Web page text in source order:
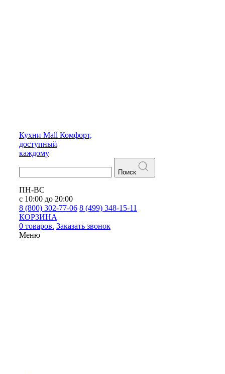
Кухни Mall Комфорт,
доступный
каждому
Поиск
ПН-ВС
с 10:00 до 20:00
8 (800) 302-77-06 8 (499) 348-15-11
КОРЗИНА
0 товаров. Заказать звонок
Меню